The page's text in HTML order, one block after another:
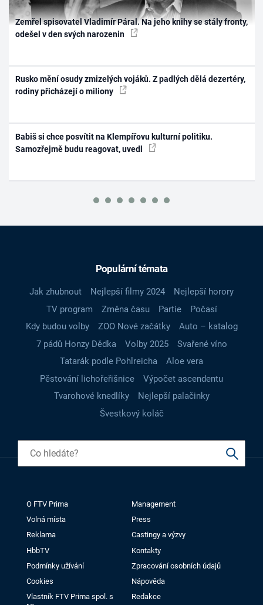
Zemřel spisovatel Vladimír Páral. Na jeho knihy se stály fronty,
odešel v den svých narozenin
Rusko mění osudy zmizelých vojáků. Z padlých dělá dezertéry,
rodiny přicházejí o miliony
Babiš si chce posvítit na Klempířovu kulturní politiku.
Samozřejmě budu reagovat, uvedl
Populární témata
Jak zhubnout Nejlepší filmy 2024
Nejlepší horory
TV program
Změna času Partie
Počasí
Kdy budou volby
ZOO Nové začátky
Auto – katalog
7 pádů Honzy Dědka
Volby 2025
Svařené víno
Tatarák podle Pohlreicha
Aloe vera
Pěstování lichořeřišnice
Výpočet ascendentu
Tvarohové knedlíky
Nejlepší palačinky
Švestkový koláč
O FTV Prima
Management
Volná místa
Press
Reklama
Castingy a výzvy
HbbTV
Kontakty
Podmínky užívání
Zpracování osobních údajů
Cookies
Nápověda
Vlastník FTV Prima spol. s
Redakce